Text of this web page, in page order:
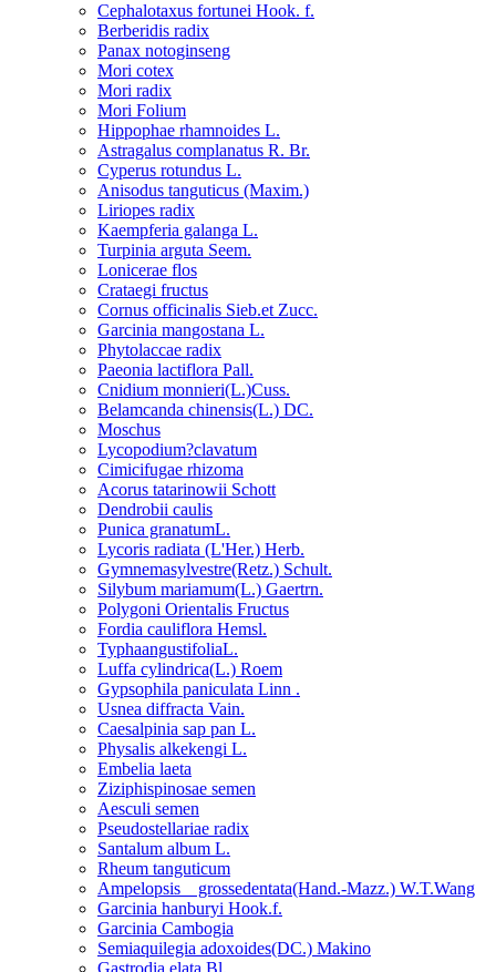
Cephalotaxus fortunei Hook. f.
Berberidis radix
Panax notoginseng
Mori cotex
Mori radix
Mori Folium
Hippophae rhamnoides L.
Astragalus complanatus R. Br.
Cyperus rotundus L.
Anisodus tanguticus (Maxim.)
Liriopes radix
Kaempferia galanga L.
Turpinia arguta Seem.
Lonicerae flos
Crataegi fructus
Cornus officinalis Sieb.et Zucc.
Garcinia mangostana L.
Phytolaccae radix
Paeonia lactiflora Pall.
Cnidium monnieri(L.)Cuss.
Belamcanda chinensis(L.) DC.
Moschus
Lycopodium?clavatum
Cimicifugae rhizoma
Acorus tatarinowii Schott
Dendrobii caulis
Punica granatumL.
Lycoris radiata (L'Her.) Herb.
Gymnemasylvestre(Retz.) Schult.
Silybum mariamum(L.) Gaertrn.
Polygoni Orientalis Fructus
Fordia cauliflora Hemsl.
TyphaangustifoliaL.
Luffa cylindrica(L.) Roem
Gypsophila paniculata Linn .
Usnea diffracta Vain.
Caesalpinia sap pan L.
Physalis alkekengi L.
Embelia laeta
Ziziphispinosae semen
Aesculi semen
Pseudostellariae radix
Santalum album L.
Rheum tanguticum
Ampelopsis grossedentata(Hand.-Mazz.) W.T.Wang
Garcinia hanburyi Hook.f.
Garcinia Cambogia
Semiaquilegia adoxoides(DC.) Makino
Gastrodia elata Bl.